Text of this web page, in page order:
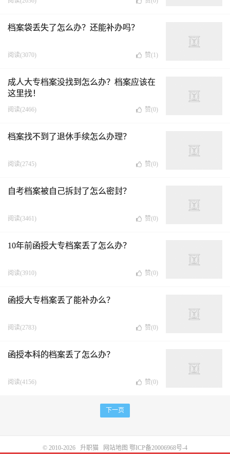
档案袋丢失了怎么办？还能补办吗？
阅读(3070) 赞(1)
成人大专档案没找到怎么办？档案应该在
这里找！
阅读(2466) 赞(0)
档案找不到了退休手续怎么办理？
阅读(2745) 赞(0)
自考档案被自己拆封了怎么密封？
阅读(3461) 赞(0)
10年前函授大专档案丢了怎么办？
阅读(3910) 赞(0)
函授大专档案丢了能补办么？
阅读(2783) 赞(0)
函授本科的档案丢了怎么办？
阅读(4156) 赞(0)
下一页
© 2010-2026 升职猫 网站地图 鄂ICP备20006968号-4